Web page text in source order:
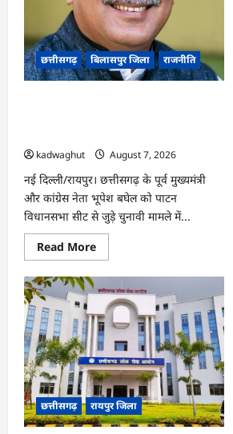
छत्तीसगढ़ बिलासपुर जिला राजनीति
kadwaghut
August 7, 2026
नई दिल्ली/रायपुर। छत्तीसगढ़ के पूर्व मुख्यमंत्री
और कांग्रेस नेता भूपेश बघेल को पाटन
विधानसभा सीट से जुड़े चुनावी मामले में...
Read MoreRead
more
CG
News:
पाटन
सीट
पर
फंसे
भूपेश
बघेल!
सुप्रीम
कोर्ट
ने
हाईकोर्ट
के
फैसले
छत्तीसगढ़ रायपुर जिला